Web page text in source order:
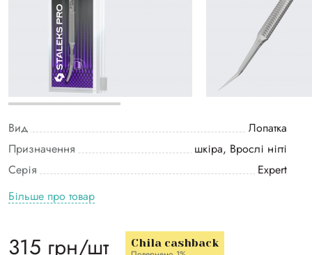
Вид
Лопатка
Призначення
шкіра, Врослі нігті
Серія
Expert
Більше про товар
315 грн/шт Chila cashback